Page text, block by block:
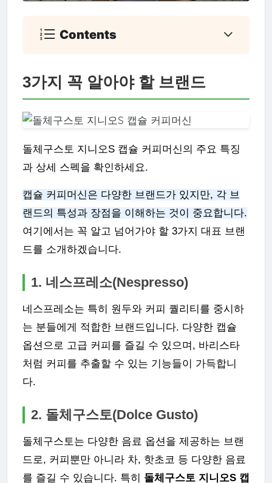
Contents
3가지 꼭 알아야 할 브랜드
돌체구스토 지니오S 캡슐 커피머신의 주요 특징
과 상세 스펙을 확인하세요.
캡슐 커피머신은 다양한 브랜드가 있지만, 각 브
랜드의 특성과 장점을 이해하는 것이 중요합니다.
여기에서는 꼭 알고 넘어가야 할 3가지 대표 브랜
드를 소개하겠습니다.
1. 네스프레소(Nespresso)
네스프레소는 특히 원두와 커피 퀄리티를 중시하
는 분들에게 적합한 브랜드입니다. 다양한 캡슐
옵션으로 고급 커피를 즐길 수 있으며, 바리스타
처럼 커피를 추출할 수 있는 기능들이 가득합니
다.
2. 돌체구스토(Dolce Gusto)
돌체구스토는 다양한 음료 옵션을 제공하는 브랜
드로, 커피뿐만 아니라 차, 핫초코 등 다양한 음료
를 즐길 수 있습니다. 특히 돌체구스토 지니오S 캡